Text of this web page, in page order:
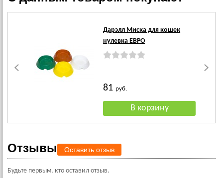
Дарэлл Миска для кошек
нулевка ЕВРО
81руб.
Отзывы Оставить отзыв
Будьте первым, кто оставил отзыв.